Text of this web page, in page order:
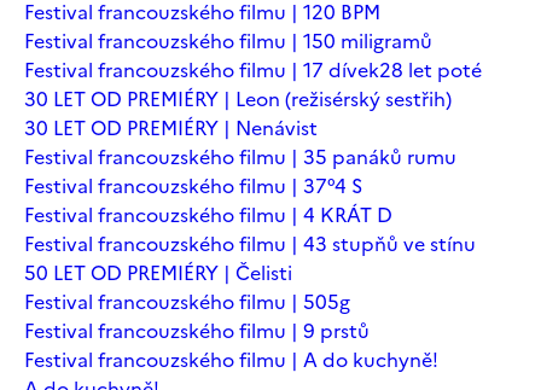
Festival francouzského filmu | 120 BPM
Festival francouzského filmu | 150 miligramů
Festival francouzského filmu | 17 dívek28 let poté
30 LET OD PREMIÉRY | Leon (režisérský sestřih)
30 LET OD PREMIÉRY | Nenávist
Festival francouzského filmu | 35 panáků rumu
Festival francouzského filmu | 37°4 S
Festival francouzského filmu | 4 KRÁT D
Festival francouzského filmu | 43 stupňů ve stínu
50 LET OD PREMIÉRY | Čelisti
Festival francouzského filmu | 505g
Festival francouzského filmu | 9 prstů
Festival francouzského filmu | A do kuchyně!